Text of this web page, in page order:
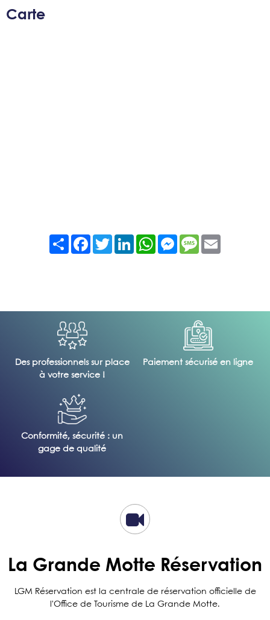
Carte
Partager FacebookTwitter LinkedIn WhatsAppMessengerMessage
Des professionnels sur place
à votre service !
Paiement sécurisé en ligne
Conformité, sécurité : un
gage de qualité
La Grande Motte Réservation
LGM Réservation est la centrale de réservation officielle de
l'Office de Tourisme de La Grande Motte.